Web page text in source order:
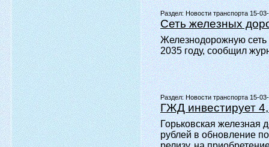
Раздел:Новости транспорта 15-
Сеть железных
Железнодорожную сеть
2035 году, сообщил
Раздел:Новости транспорта 15-
ГЖД инвестирует
Горьковская
рублей в обновление